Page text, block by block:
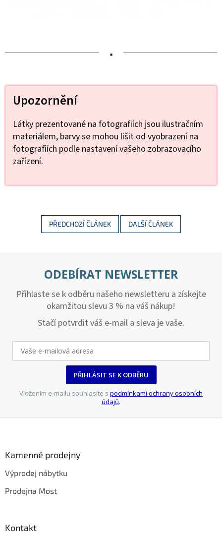
•
Upozornění
Látky prezentované na fotografiích jsou ilustračním
materiálem, barvy se mohou lišit od vyobrazení na
fotografiích podle nastavení vašeho zobrazovacího
zařízení.
PŘEDCHOZÍ ČLÁNEK DALŠÍ ČLÁNEK
ODEBÍRAT NEWSLETTER
Přihlaste se k odběru našeho newsletteru a získejte
okamžitou slevu 3 % na váš nákup!
Stačí potvrdit váš e-mail a sleva je vaše.
PŘIHLÁSIT SE K ODBĚRU
Vložením e-mailu souhlasíte s podmínkami ochrany osobních
údajů.
Kamenné prodejny
Výprodej nábytku
Prodejna Most
Kontakt